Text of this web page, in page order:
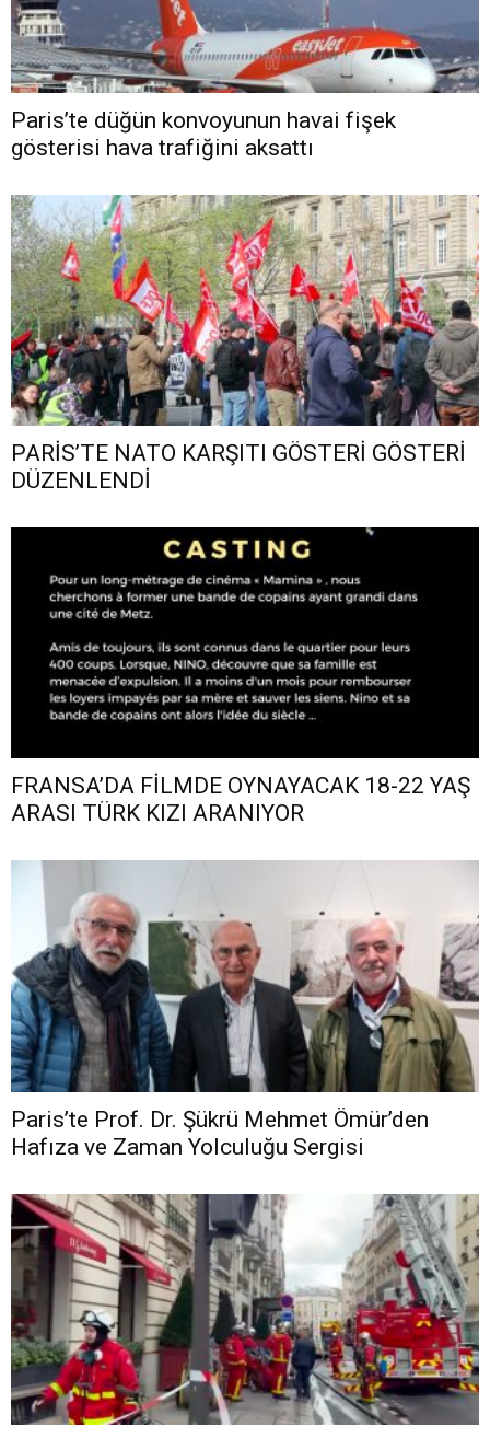
Paris’te düğün konvoyunun havai fişek
gösterisi hava trafiğini aksattı
PARİS’TE NATO KARŞITI GÖSTERİ GÖSTERİ
DÜZENLENDİ
FRANSA’DA FİLMDE OYNAYACAK 18-22 YAŞ
ARASI TÜRK KIZI ARANIYOR
Paris’te Prof. Dr. Şükrü Mehmet Ömür’den
Hafıza ve Zaman Yolculuğu Sergisi